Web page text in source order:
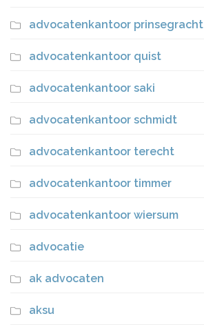
advocatenkantoor prinsegracht
advocatenkantoor quist
advocatenkantoor saki
advocatenkantoor schmidt
advocatenkantoor terecht
advocatenkantoor timmer
advocatenkantoor wiersum
advocatie
ak advocaten
aksu